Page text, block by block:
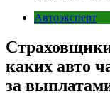
Автоэксперт
каких авто
за